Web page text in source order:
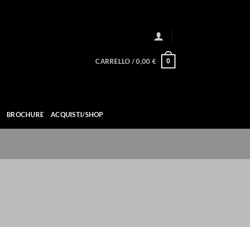
CARRELLO /0,00 € 0
BROCHURE ACQUISTI/SHOP